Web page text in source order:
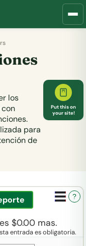
los
para
de
Put this on
your site!
?
$0.00 mas.
entrada es obligatoria.